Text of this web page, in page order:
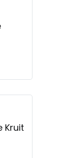
Kruit